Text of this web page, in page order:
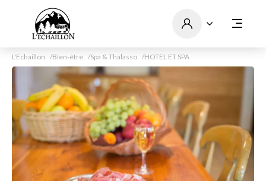
L'Echaillon Bien-être Spa & Thalasso HOTEL ET SPA